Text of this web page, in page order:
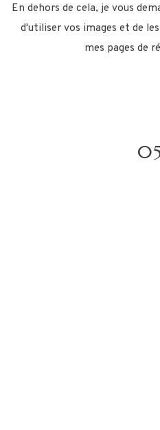
En dehors de cela, je vous
d'utiliser vos images et de
mes pages de